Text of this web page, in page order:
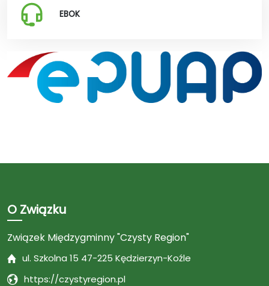
EBOK
O Związku
Związek Międzygminny "Czysty Region"
ul. Szkolna 15 47-225 Kędzierzyn-Koźle
https://czystyregion.pl